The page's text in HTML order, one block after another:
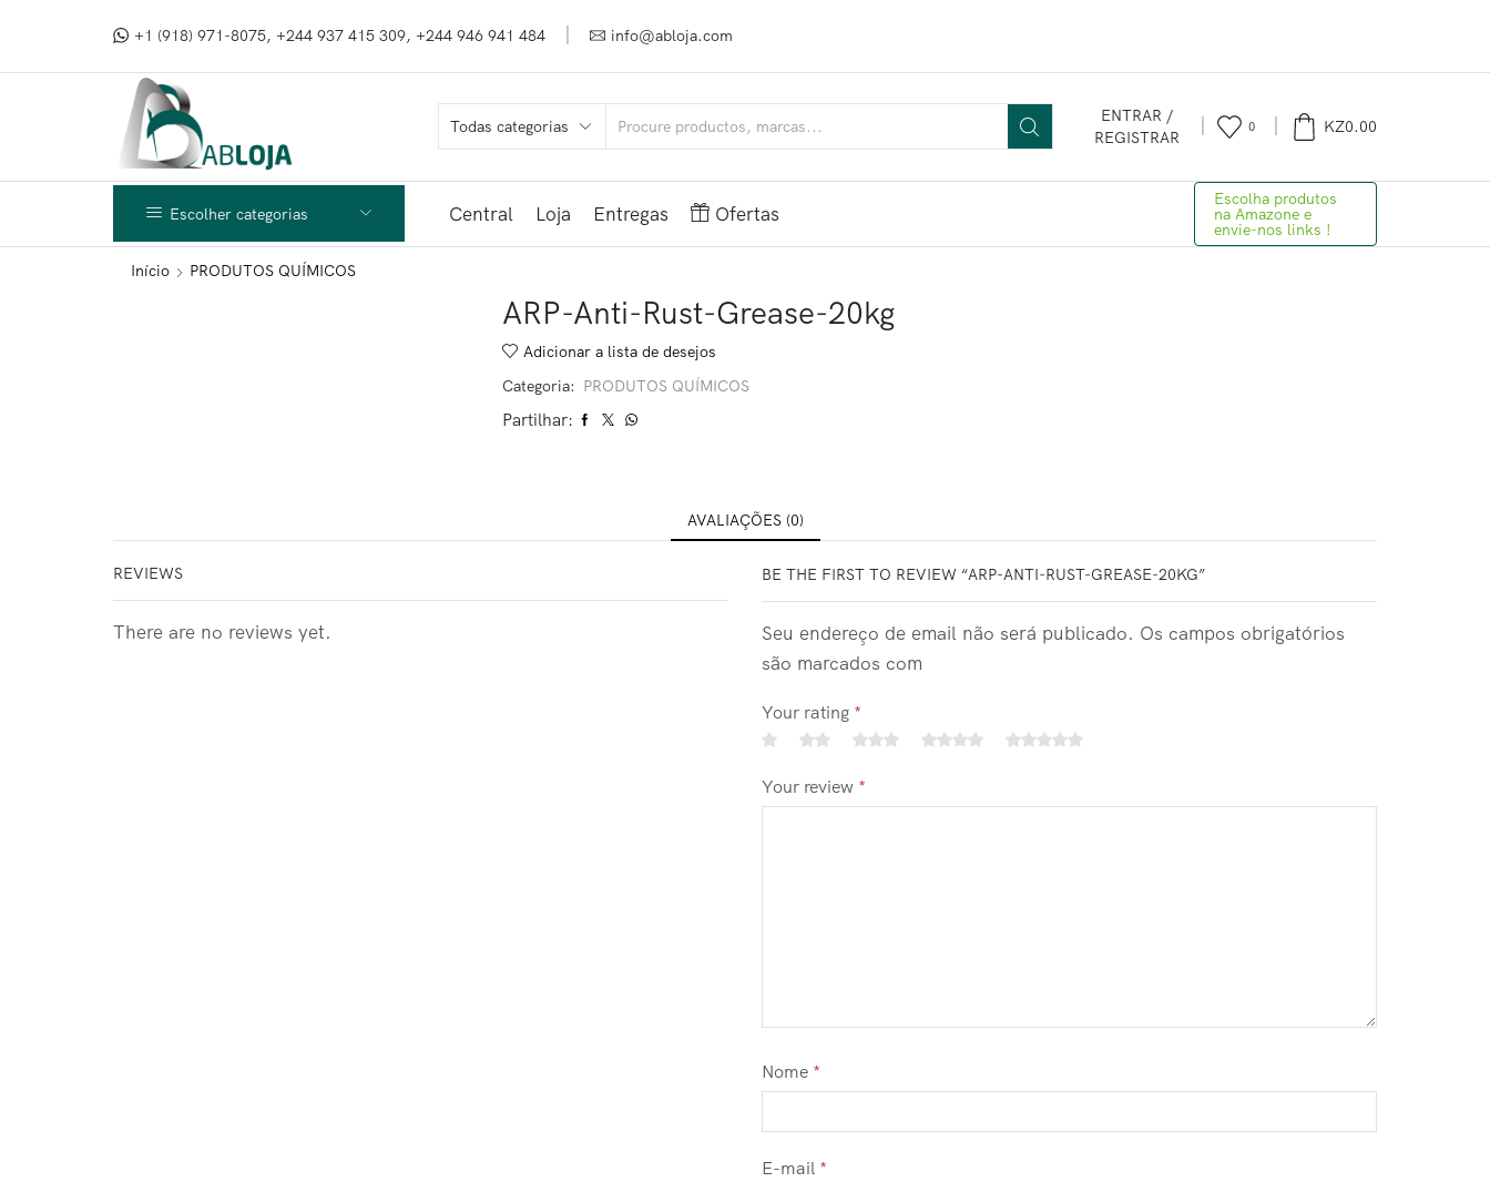
+1 (918) 971-8075, +244 937 415 309, +244 946 941 484 info@abloja.com
ENTRAR /
REGISTRAR
0 KZ0.00
Escolher categorias Central Loja Entregas Ofertas
Escolha produtos
na Amazone e
envie-nos links !
Início PRODUTOS QUÍMICOS
ARP-Anti-Rust-Grease-20kg
Adicionar a lista de desejos
Categoria: PRODUTOS QUÍMICOS
Partilhar:
AVALIAÇÕES (0)
REVIEWS
There are no reviews yet.
BE THE FIRST TO REVIEW “ARP-ANTI-RUST-GREASE-20KG”
Seu endereço de email não será publicado. Os campos obrigatórios
são marcados com
Your rating *
Your review *
Nome *
E-mail *